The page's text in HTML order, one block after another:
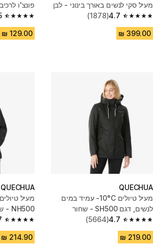
מעיל סקי לנשים באורך בינוני - לבן
4.7
4.7 out of 5 stars from 1878 reviews
(1878)
פונצ'ו
4.5 out of 5 stars from 596 reviews
QUECHUA
מעיל טיולים 10°C- עמיד במים
לנשים, דגם SH500 - שחור
4.7
4.7 out of 5 stars from 5664 reviews
(5664)
QUECHUA
מעיל
NH500 - שחור
4.7 out of 5 stars from 1299 reviews